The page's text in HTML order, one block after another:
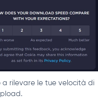
rilevare le tue velocità di